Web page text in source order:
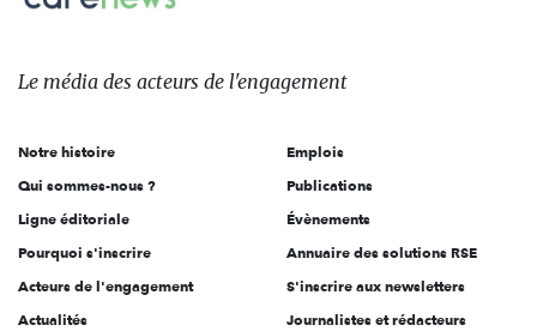
Le
des
l'engagement
Le média des acteurs de l'engagement
Notre histoire
Qui sommes-nous ?
Ligne éditoriale
Pourquoi s'inscrire
Acteurs de l'engagement
Actualités
Emplois
Publications
Évènements
Annuaire des solutions RSE
S'inscrire aux newsletters
Journalistes et rédacteurs